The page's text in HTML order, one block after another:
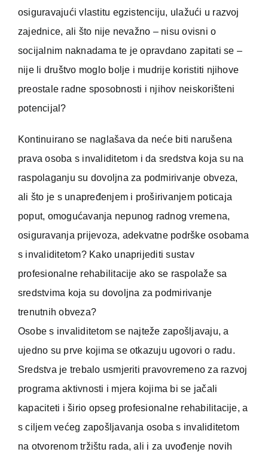
osiguravajući vlastitu egzistenciju, ulažući u razvoj
zajednice, ali što nije nevažno – nisu ovisni o
socijalnim naknadama te je opravdano zapitati se –
nije li društvo moglo bolje i mudrije koristiti njihove
preostale radne sposobnosti i njihov neiskorišteni
potencijal?
Kontinuirano se naglašava da neće biti narušena
prava osoba s invaliditetom i da sredstva koja su na
raspolaganju su dovoljna za podmirivanje obveza,
ali što je s unapređenjem i proširivanjem poticaja
poput, omogućavanja nepunog radnog vremena,
osiguravanja prijevoza, adekvatne podrške osobama
s invaliditetom? Kako unaprijediti sustav
profesionalne rehabilitacije ako se raspolaže sa
sredstvima koja su dovoljna za podmirivanje
trenutnih obveza?
Osobe s invaliditetom se najteže zapošljavaju, a
ujedno su prve kojima se otkazuju ugovori o radu.
Sredstva je trebalo usmjeriti pravovremeno za razvoj
programa aktivnosti i mjera kojima bi se jačali
kapaciteti i širio opseg profesionalne rehabilitacije, a
s ciljem većeg zapošljavanja osoba s invaliditetom
na otvorenom tržištu rada, ali i za uvođenje novih